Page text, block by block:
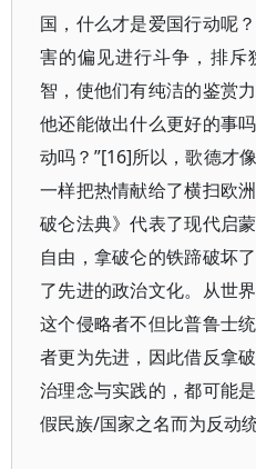
国，什么才是爱国行动呢
害的偏见进行斗争，排
智，使他们有纯洁的鉴赏
他还能做出什么更好的事
动吗？”[16]所以，歌德才
一样把热情献给了横扫欧
破仑法典》代表了现代启
自由，拿破仑的铁蹄破坏
了先进的政治文化。从世
这个侵略者不但比普鲁士
者更为先进，因此借反拿
治理念与实践的，都可能
假民族/国家之名而为反动